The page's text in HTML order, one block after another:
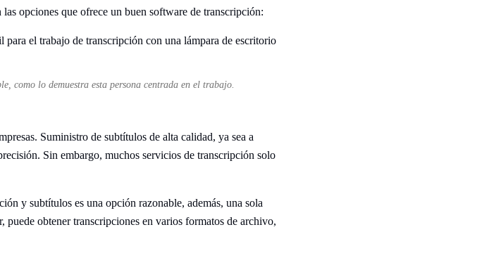
opciones que ofrece un buen software de transcripción:
como lo demuestra esta persona centrada en el trabajo.
Suministro de subtítulos de alta calidad, ya sea a
Sin embargo, muchos servicios de transcripción solo
y subtítulos es una opción razonable, además, una sola
obtener transcripciones en varios formatos de archivo,